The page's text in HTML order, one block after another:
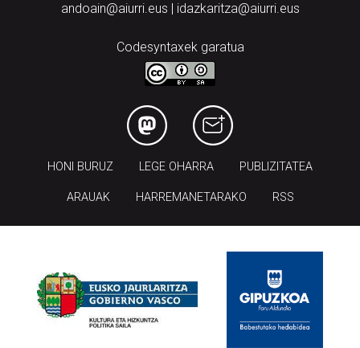
andoain@aiurri.eus | idazkaritza@aiurri.eus
Codesyntaxek garatua
HONI BURUZ LEGE OHARRA PUBLIZITATEA
ARAUAK HARREMANETARAKO RSS